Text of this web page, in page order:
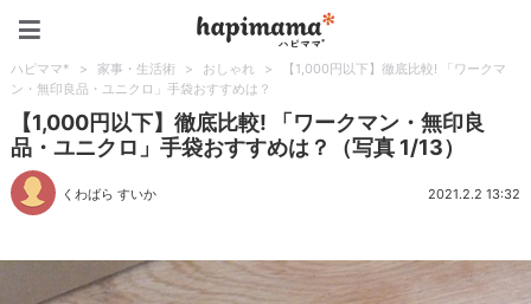
ハピママ* > 家事・生活術 > おしゃれ >
【1,000円以下】徹底比較! 「ワークマ
ン・無印良品・ユニクロ」手袋おすすめは？
【1,000円以下】徹底比較! 「ワークマン・無印良
品・ユニクロ」手袋おすすめは？（写真 1/13）
くわばら すいか 2021.2.2 13:32